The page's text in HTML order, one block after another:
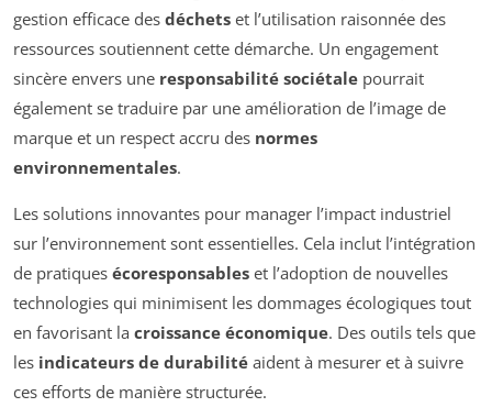
gestion efficace des déchets et l’utilisation raisonnée des
ressources soutiennent cette démarche. Un engagement
sincère envers une responsabilité sociétale pourrait
également se traduire par une amélioration de l’image de
marque et un respect accru des normes
environnementales.
Les solutions innovantes pour manager l’impact industriel
sur l’environnement sont essentielles. Cela inclut l’intégration
de pratiques écoresponsables et l’adoption de nouvelles
technologies qui minimisent les dommages écologiques tout
en favorisant la croissance économique. Des outils tels que
les indicateurs de durabilité aident à mesurer et à suivre
ces efforts de manière structurée.